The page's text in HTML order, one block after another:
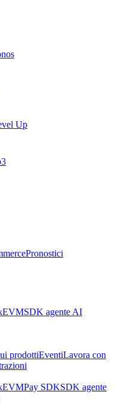
Up
Pronostici
SDK agente AI
prodottiEventiLavora con
Pay SDKSDK agente